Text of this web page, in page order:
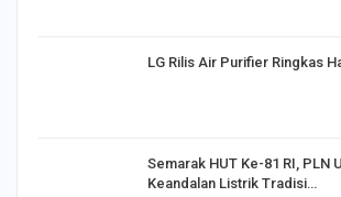
LG Rilis Air Purifier Ringkas
Semarak HUT Ke-81 RI, PLN
Keandalan Listrik Tradisi…